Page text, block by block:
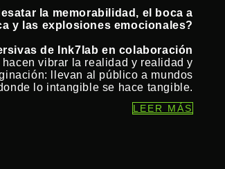
la memorabilidad, el boca a
y las explosiones emocionales?
de Ink7lab en colaboración
hacen vibrar la realidad y realidad y
llevan al público a mundos
lo intangible se hace tangible.
LEER MÁS